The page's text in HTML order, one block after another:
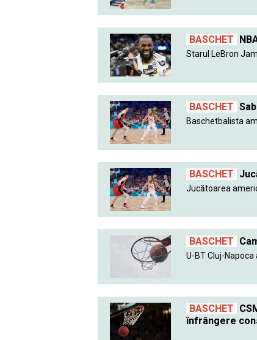
BASCHET
Starul LeBron
BASCHET
Baschetbalista
BASCHET
Jucătoarea
BASCHET
U-BT Cluj-Napoca
BASCHET
înfrângere